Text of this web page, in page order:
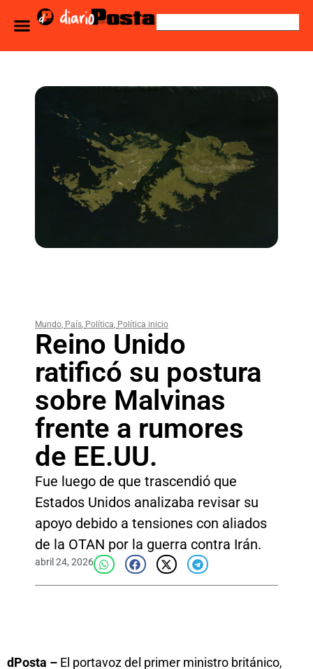
Mundo, País, Política, Política inicio
Reino Unido
ratificó su postura
sobre Malvinas
frente a rumores
de EE.UU.
Fue luego de que trascendió que
Estados Unidos analizaba revisar su
apoyo debido a tensiones con aliados
de la OTAN por la guerra contra Irán.
abril 24, 2026
dPosta – El portavoz del primer ministro británico,